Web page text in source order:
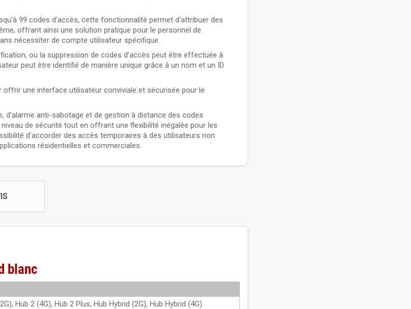
99 codes d'accès, cette fonctionnalité permet d'attribuer des
offrant ainsi une solution pratique pour le personnel de
nécessiter de compte utilisateur spécifique.
ou la suppression de codes d’accès peut être effectuée à
peut être identifié de manière unique grâce à un nom et un ID
une interface utilisateur conviviale et sécurisée pour le
anti-sabotage et de gestion à distance des codes
de sécurité tout en offrant une flexibilité inégalée pour les
d'accorder des accès temporaires à des utilisateurs non
résidentielles et commerciales.
blanc
Hub 2 (4G), Hub 2 Plus, Hub Hybrid (2G), Hub Hybrid (4G)